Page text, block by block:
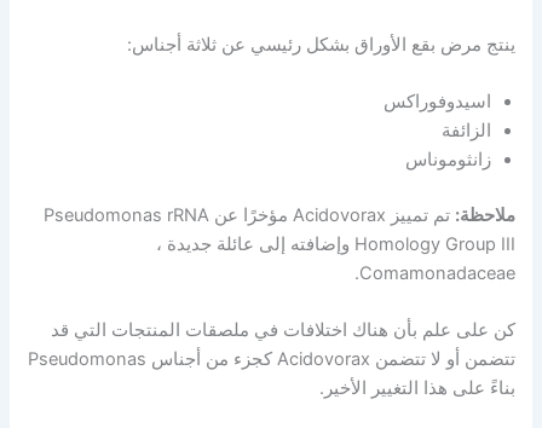
ينتج مرض بقع الأوراق بشكل رئيسي عن ثلاثة أجناس:
اسيدوفوراكس
الزائفة
زانثوموناس
ملاحظة:
تم تمييز Acidovorax مؤخرًا عن Pseudomonas rRNA
Homology Group III وإضافته إلى عائلة جديدة ،
Comamonadaceae.
كن على علم بأن هناك اختلافات في ملصقات المنتجات التي قد
تتضمن أو لا تتضمن Acidovorax كجزء من أجناس Pseudomonas
بناءً على هذا التغيير الأخير.